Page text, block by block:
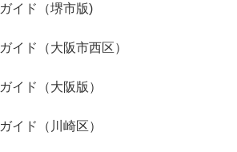
イド（堺市版)
イド（大阪市西区）
イド（大阪版）
イド（川崎区）